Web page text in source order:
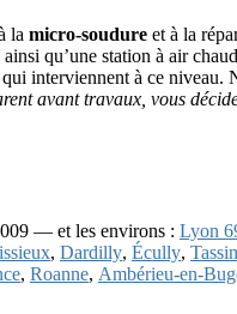
la micro-soudure et à la
qu’une station à air
interviennent à ce
avant travaux, vous
— et les environs : Lyon
, Dardilly, Écully,
, Roanne, Ambérieu-en-